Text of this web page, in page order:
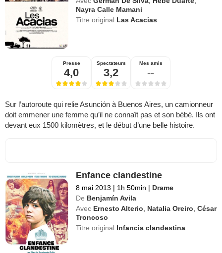
Nayra Calle Mamani
Titre original Las Acacias
Presse
4,0
Spectateurs
3,2
Mes amis
--
Sur l’autoroute qui relie Asunción à Buenos Aires, un camionneur
doit emmener une femme qu’il ne connaît pas et son bébé. Ils ont
devant eux 1500 kilomètres, et le début d’une belle histoire.
Enfance clandestine
8 mai 2013 | 1h 50min | Drame
De Benjamín Avila
Avec Ernesto Alterio Natalia Oreiro ,César
Troncoso
Titre original Infancia clandestina